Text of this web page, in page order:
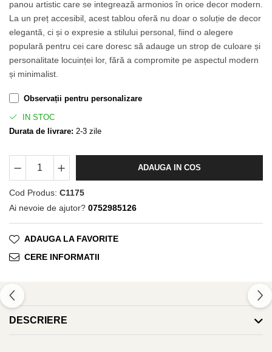
panou artistic care se integrează armonios în orice decor modern.
La un preț accesibil, acest tablou oferă nu doar o soluție de decor
elegantă, ci și o expresie a stilului personal, fiind o alegere
populară pentru cei care doresc să adauge un strop de culoare și
personalitate locuinței lor, fără a compromite pe aspectul modern
și minimalist.
Observații pentru personalizare
IN STOC
Durata de livrare: 2-3 zile
ADAUGA IN COS
Cod Produs: C1175
Ai nevoie de ajutor? 0752985126
ADAUGA LA FAVORITE
CERE INFORMATII
DESCRIERE